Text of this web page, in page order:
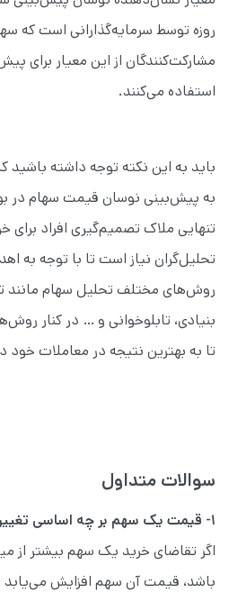
روزه توسط سرمایه‌گذارانی است که
مشارکت‌کنندگان از این معیار برای
استفاده می‌کنند.
باید به این نکته توجه داشته
به پیش‌بینی نوسان قیمت سهام در
تنهایی ملاک تصمیم‌گیری افراد برای
تحلیل‌گران نیاز است تا با توجه به
روش‌های مختلف تحلیل سهام مانند
بنیادی، تابلوخوانی و … در کنار
تا به بهترین نتیجه در معاملات خود
سوالات متداول
۱- قیمت یک سهم بر چه اساسی تغییر می‌یابد؟
اگر تقاضای خرید یک سهم بیشتر از
باشد، قیمت آن سهم افزایش